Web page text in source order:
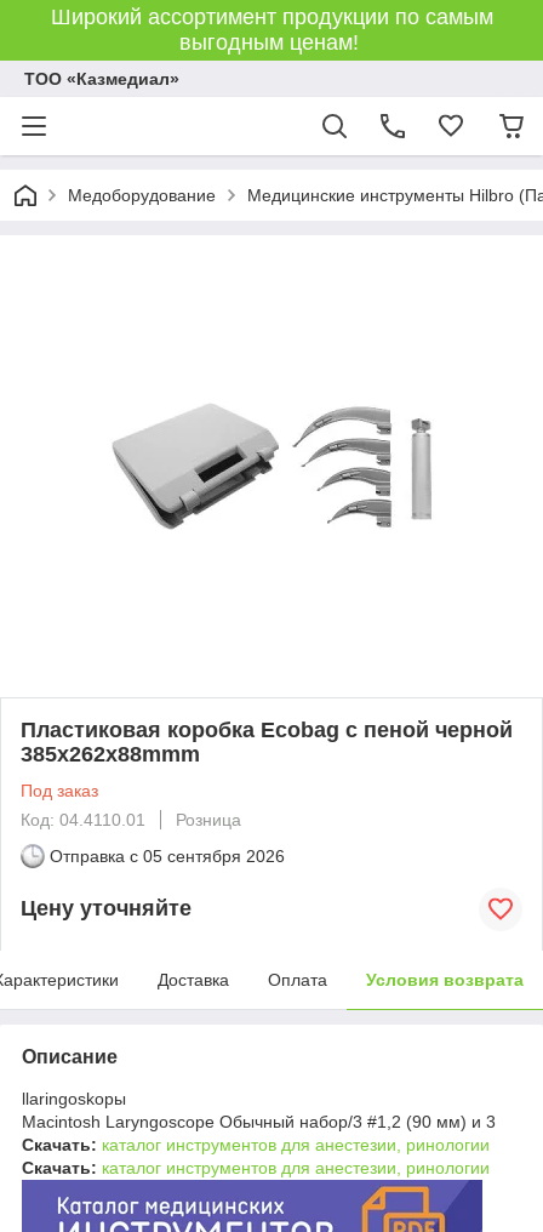
Широкий ассортимент продукции по самым
выгодным ценам!
ТОО «Казмедиал»
Медоборудование Медицинские инструменты Hilbro
Пластиковая коробка Ecobag с пеной черной
385x262x88mmm
Под заказ
Код: 04.4110.01
Розница
Отправка с 05 сентября 2026
Цену уточняйте
Доставка Оплата Условия возврата
Описание
llaringoskopы
Macintosh Laryngoscope Обычный набор/3 #1,2 (90 мм) и 3
Скачать: каталог инструментов для анестезии, ринологии
Скачать: каталог инструментов для анестезии, ринологии